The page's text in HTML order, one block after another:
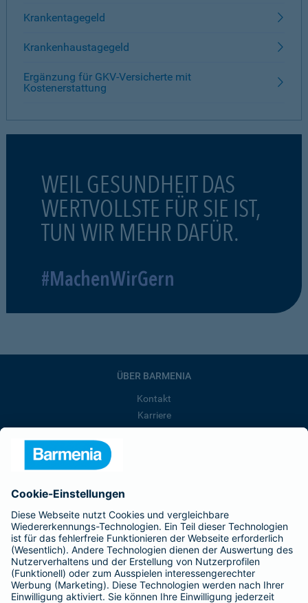
Krankentagegeld
Krankenhaustagegeld
Ergänzung für GKV-Versicherte mit
Kostenerstattung
WEIL GESUNDHEIT DAS
WERTVOLLSTE FÜR SIE IST,
TUN WIR MEHR DAFÜR.
#MachenWirGern
ÜBER BARMENIA
Kontakt
Karriere
Barmenia ist Teil der BarmeniaGothaer
BELIEBTE SEITEN
Kranken-Zusatzversicherung
Tierversicherungen
Haftpflichtversicherung
Hausratversicherung